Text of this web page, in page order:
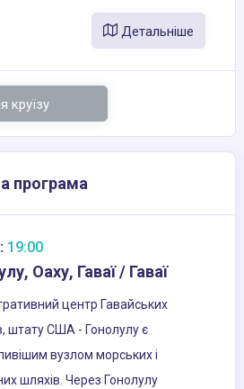
Детальніше
круїзу
програма
19:00
Оаху, Гаваї / Гаваї
центр Гавайських
штату США - Гонолулу є
вузлом морських і
шляхів. Через Гонолулу